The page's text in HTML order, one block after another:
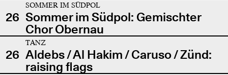
26
SOMMER IM SÜDPOL
Sommer im Südpol: Gemischter
Chor Obernau
26
TANZ
Aldebs / Al Hakim / Caruso / Zünd:
raising flags